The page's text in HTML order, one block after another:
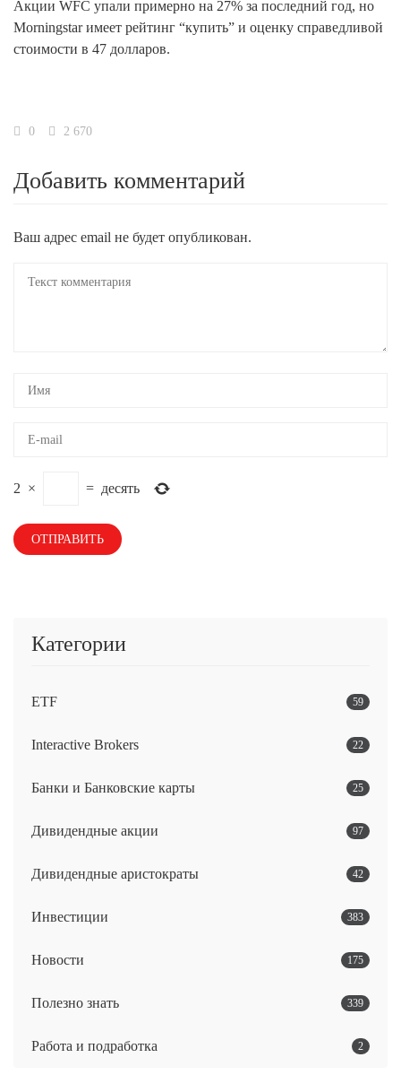
Акции WFC упали примерно на 27% за последний год, но
Morningstar имеет рейтинг “купить” и оценку справедливой
стоимости в 47 долларов.
0 2 670
Добавить комментарий
Ваш адрес email не будет опубликован.
2 × = десять
Категории
ETF 59
Interactive Brokers 22
Банки и Банковские карты 25
Дивидендные акции 97
Дивидендные аристократы 42
Инвестиции 383
Новости 175
Полезно знать 339
Работа и подработка 2